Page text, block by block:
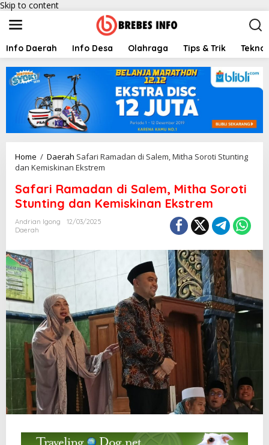
Skip to content
Info Daerah Info Desa Olahraga Tips & Trik
Home / Daerah Safari Ramadan di Salem, Mitha Soroti Stunting
dan Kemiskinan Ekstrem
Safari Ramadan di Salem, Mitha Soroti
Stunting dan Kemiskinan Ekstrem
Andrian Igong
12/03/2025
Daerah